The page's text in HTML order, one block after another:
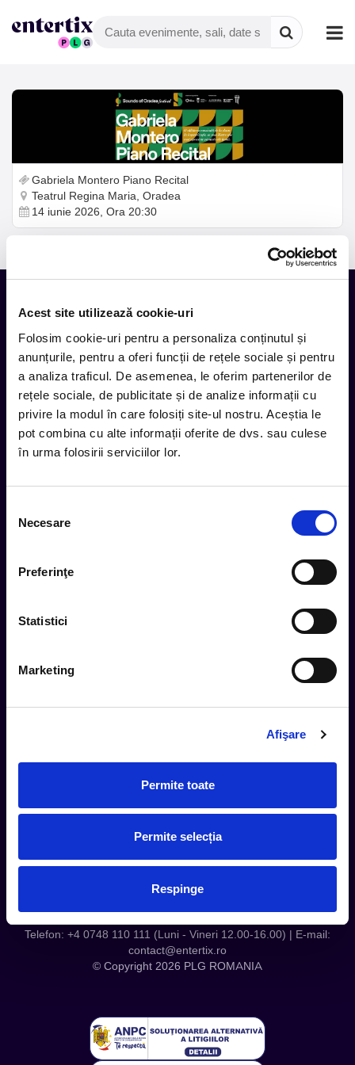
Acest site utilizează cookie-uri
Folosim cookie-uri pentru a personaliza conținutul și
anunțurile, pentru a oferi funcții de rețele sociale și pentru
a analiza traficul. De asemenea, le oferim partenerilor de
rețele sociale, de publicitate și de analize informații cu
privire la modul în care folosiți site-ul nostru. Aceștia le
pot combina cu alte informații oferite de dvs. sau culese
în urma folosirii serviciilor lor.
consimțământului
Necesare
Preferinţe
Statistici
Marketing
Afişare
Permite toate
Permite selecția
Respinge
Gabriela Montero Piano Recital
Teatrul Regina Maria, Oradea
14 iunie 2026, Ora 20:30
Tot ce te intereseaza, direct in
inbox.
Aboneaza-te la newsletter-ul nostru, fii primul la care ajung
evenimentele noi.
Metode plata
Magazine partenere
Termeni si Conditii
Politica Confidentialitate
Telefon: +4 0748 110 111 (Luni - Vineri 12.00-16.00) | E-mail:
contact@entertix.ro
© Copyright 2026 PLG ROMANIA